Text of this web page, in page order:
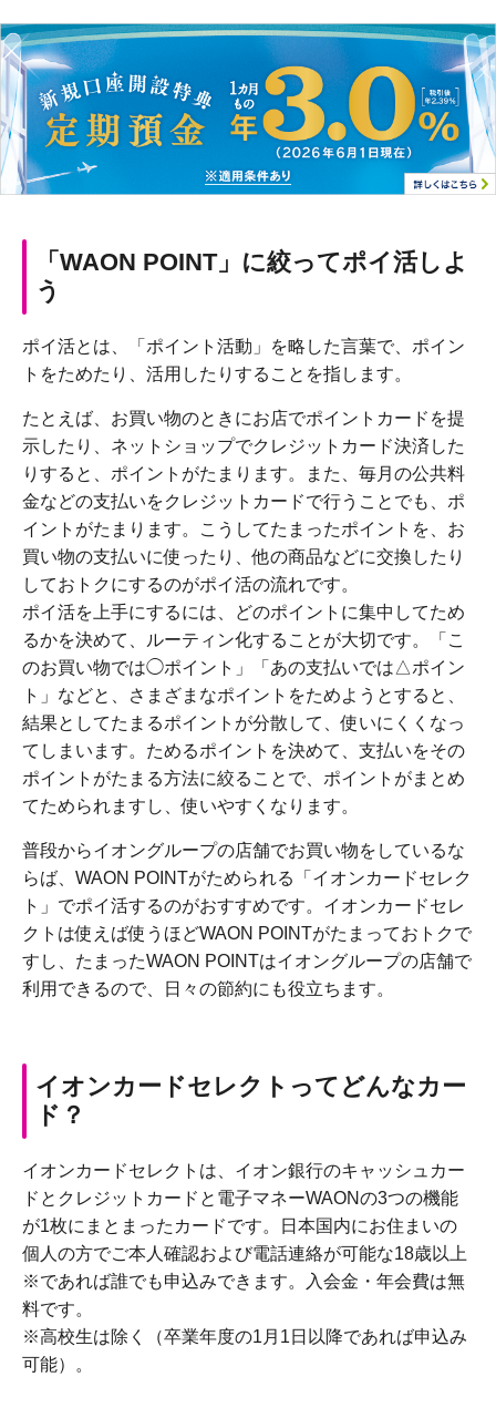
「WAON POINT」に絞ってポイ活しよ
う
ポイ活とは、「ポイント活動」を略した言葉で、ポイン
トをためたり、活用したりすることを指します。
たとえば、お買い物のときにお店でポイントカードを提
示したり、ネットショップでクレジットカード決済した
りすると、ポイントがたまります。また、毎月の公共料
金などの支払いをクレジットカードで行うことでも、ポ
イントがたまります。こうしてたまったポイントを、お
買い物の支払いに使ったり、他の商品などに交換したり
しておトクにするのがポイ活の流れです。
ポイ活を上手にするには、どのポイントに集中してため
るかを決めて、ルーティン化することが大切です。「こ
のお買い物では◯ポイント」「あの支払いでは△ポイン
ト」などと、さまざまなポイントをためようとすると、
結果としてたまるポイントが分散して、使いにくくなっ
てしまいます。ためるポイントを決めて、支払いをその
ポイントがたまる方法に絞ることで、ポイントがまとめ
てためられますし、使いやすくなります。
普段からイオングループの店舗でお買い物をしているな
らば、WAON POINTがためられる「イオンカードセレク
ト」でポイ活するのがおすすめです。イオンカードセレ
クトは使えば使うほどWAON POINTがたまっておトクで
すし、たまったWAON POINTはイオングループの店舗で
利用できるので、日々の節約にも役立ちます。
イオンカードセレクトってどんなカー
ド？
イオンカードセレクトは、イオン銀行のキャッシュカー
ドとクレジットカードと電子マネーWAONの3つの機能
が1枚にまとまったカードです。日本国内にお住まいの
個人の方でご本人確認および電話連絡が可能な18歳以上
※であれば誰でも申込みできます。入会金・年会費は無
料です。
※高校生は除く（卒業年度の1月1日以降であれば申込み
可能）。